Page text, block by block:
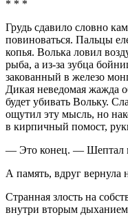
* * *
Грудь сдавило словно
повиноваться. Пальцы
копья. Волька ловил
рыба, а из-за зубца
закованный в железо
Дикая неведомая жажда
будет убивать Вольку.
ощутил эту мысль, но
в кирпичный помост,
— Это конец. — Шептал
А память, вдруг
Странная злость на
внутри вторым